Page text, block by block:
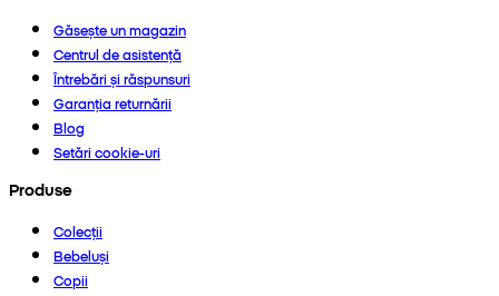
Găsește un magazin
Centrul de asistență
Întrebări și răspunsuri
Garanția returnării
Blog
Setări cookie-uri
Produse
Colecții
Bebeluși
Copii